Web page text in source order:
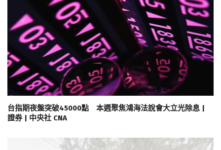
台指期夜盤突破45000點 本週聚焦鴻海法說會大立光除息 |
證券 | 中央社 CNA